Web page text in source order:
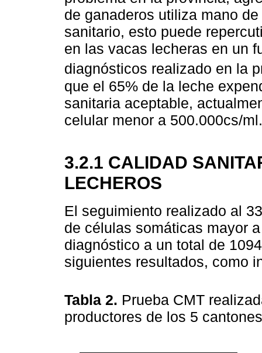
de ganaderos utiliza mano
sanitario, esto puede
en las vacas lecheras en un
diagnósticos realizado en la
que el 65% de la leche
sanitaria aceptable,
celular menor a 500.000cs/ml.
3.2.1 CALIDAD
LECHEROS
El seguimiento realizado al
de células somáticas mayor
diagnóstico a un total de
siguientes resultados, como
Tabla 2. Prueba CMT
productores de los 5